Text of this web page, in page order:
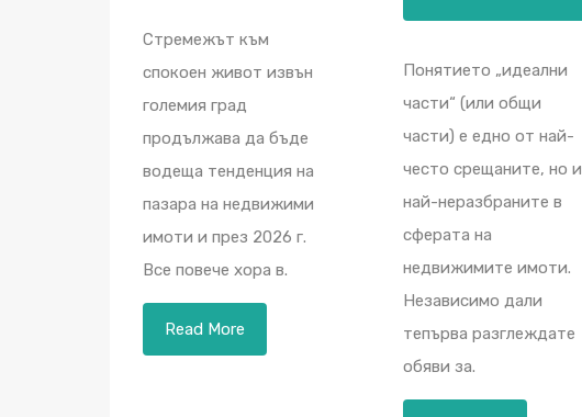
Стремежът към
спокоен живот извън
големия град
продължава да бъде
водеща тенденция на
пазара на недвижими
имоти и през 2026 г.
Все повече хора в.
Read More
Понятието „идеални
части“ (или общи
части) е едно от най-
често срещаните, но и
най-неразбраните в
сферата на
недвижимите имоти.
Независимо дали
тепърва разглеждате
обяви за.